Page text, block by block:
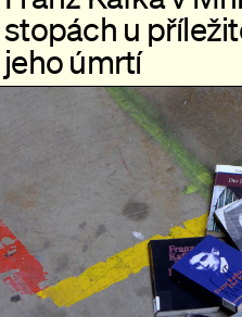
stopách u
jeho úmrtí